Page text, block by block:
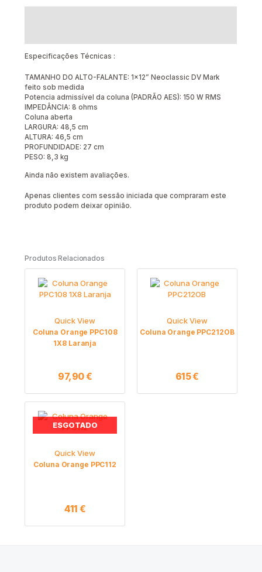
Especificações Técnicas :
TAMANHO DO ALTO-FALANTE: 1×12” Neoclassic DV Mark
feito sob medida
Potencia admissível da coluna (PADRÃO AES): 150 W RMS
IMPEDÂNCIA: 8 ohms
Coluna aberta
LARGURA: 48,5 cm
ALTURA: 46,5 cm
PROFUNDIDADE: 27 cm
PESO: 8,3 kg
Ainda não existem avaliações.
Apenas clientes com sessão iniciada que compraram este
produto podem deixar opinião.
Produtos Relacionados
Quick View
Coluna Orange PPC108
1X8 Laranja
97,90€
Quick View
Coluna Orange PPC212OB
615€
ESGOTADO
Quick View
Coluna Orange PPC112
411 €